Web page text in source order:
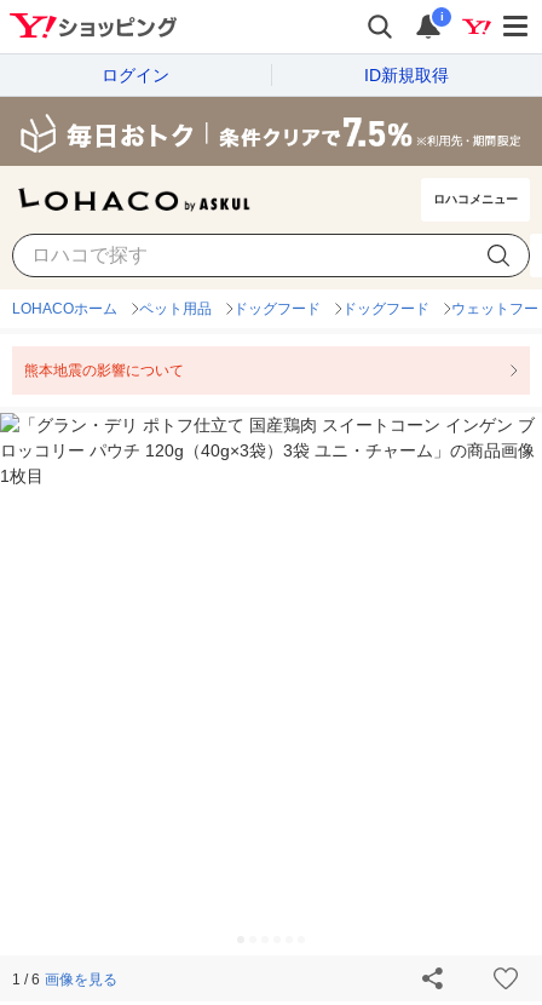
i
ログイン ID新規取得
ロハコメニュー
LOHACOホーム ペット用品 ドッグフード ドッグフード ウェットフー
熊本地震の影響について
1 / 6 画像を見る